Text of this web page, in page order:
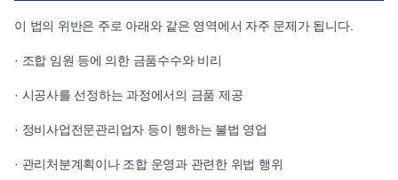
이 법의 위반은 주로 아래와 같은 영역에서 자주 문제가 됩니다.
· 조합 임원 등에 의한 금품수수와 비리
· 시공사를 선정하는 과정에서의 금품 제공
· 정비사업전문관리업자 등이 행하는 불법 영업
· 관리처분계획이나 조합 운영과 관련한 위법 행위